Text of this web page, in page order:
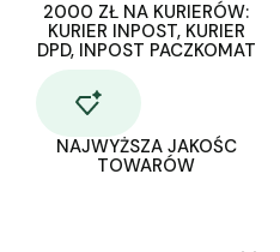
2000 ZŁ NA KURIERÓW:
KURIER INPOST, KURIER
DPD, INPOST PACZKOMAT
NAJWYŻSZA JAKOŚC
TOWARÓW